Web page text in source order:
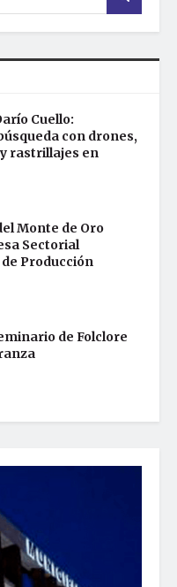
Cuello:
con drones,
rastrillajes en
Monte de Oro
Sectorial
Producción
de Folclore